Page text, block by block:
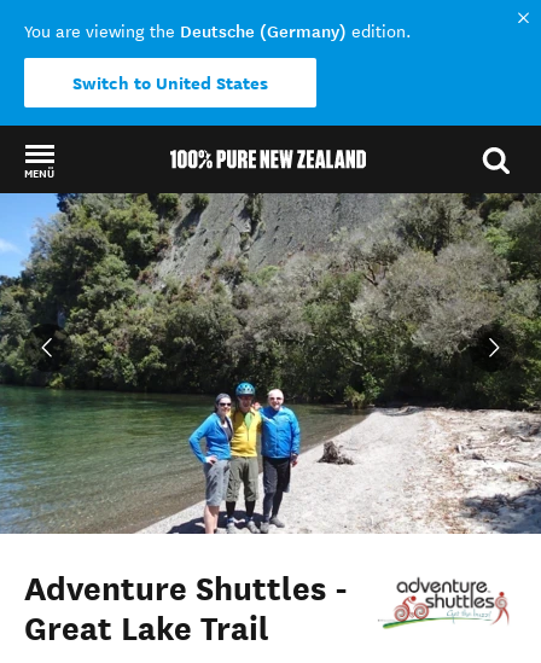
You are viewing the Deutsche (Germany) edition.
Switch to United States
MENÜ
Back to my results
Adventure Shuttles -
Great Lake Trail